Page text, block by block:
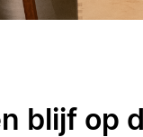
blijf op